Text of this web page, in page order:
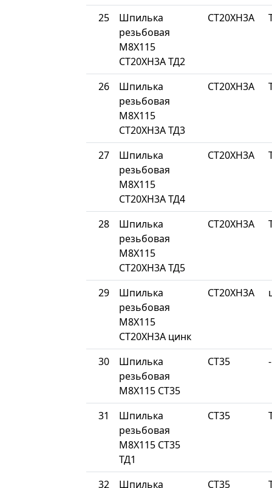
25
Шпилька
резьбовая
М8Х115
СТ20ХН3А ТД2
СТ20ХН3А
26
Шпилька
резьбовая
М8Х115
СТ20ХН3А ТД3
СТ20ХН3А
27
Шпилька
резьбовая
М8Х115
СТ20ХН3А ТД4
СТ20ХН3А
28
Шпилька
резьбовая
М8Х115
СТ20ХН3А ТД5
СТ20ХН3А
29
Шпилька
резьбовая
М8Х115
СТ20ХН3А цинк
СТ20ХН3А
30
Шпилька
резьбовая
М8Х115 СТ35
СТ35 -
31
Шпилька
резьбовая
М8Х115 СТ35
ТД1
СТ35
32 Шпилька СТ35